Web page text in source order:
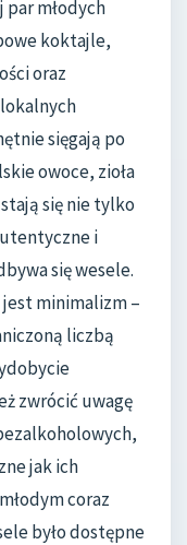
par młodych
koktajle,
oraz
sięgają po
owoce, zioła
się nie tylko
i
się wesele.
minimalizm –
liczbą
zwrócić uwagę
jak ich
coraz
było dostępne